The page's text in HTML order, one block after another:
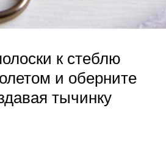
к стеблю
и оберните
тычинку